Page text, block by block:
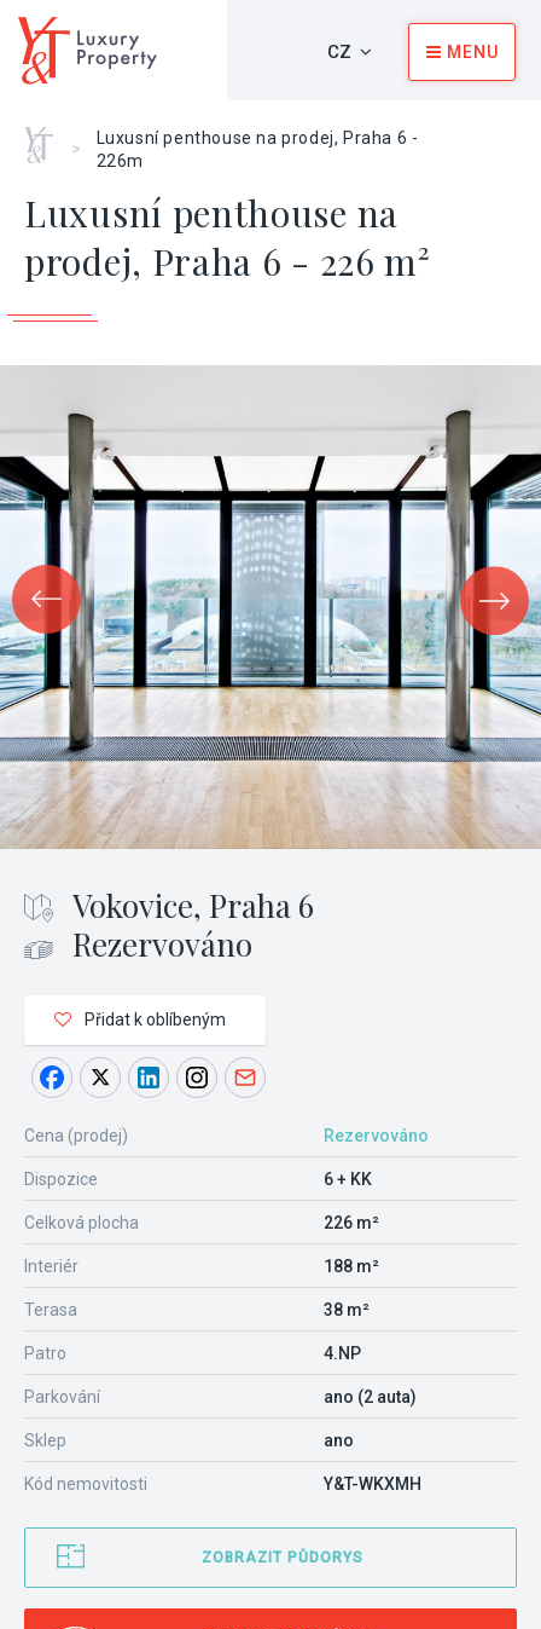
CZ MENU
Home
>
Luxusní penthouse na prodej, Praha 6 -
226m
Luxusní penthouse na
prodej, Praha 6 - 226 m²
Vokovice, Praha 6
Rezervováno
Přidat k oblíbeným
Cena (prodej) Rezervováno
Dispozice 6 + KK
Celková plocha 226 m²
Interiér 188 m²
Terasa 38 m²
Patro 4.NP
Parkování ano (2 auta)
Sklep ano
Kód nemovitosti Y&T-WKXMH
ZOBRAZIT PŮDORYS